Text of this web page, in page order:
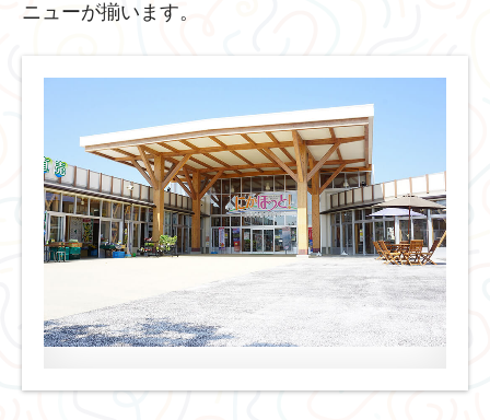
ニューが揃います。